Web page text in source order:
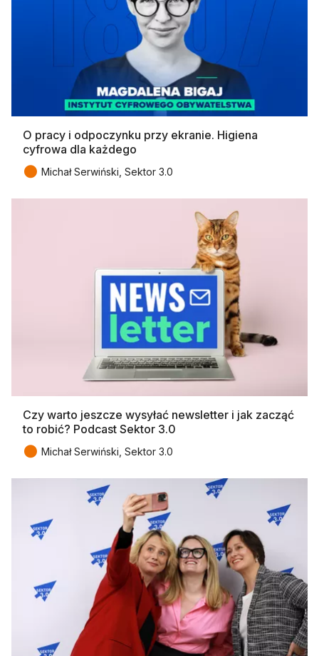
O pracy i odpoczynku przy ekranie. Higiena
cyfrowa dla każdego
● Michał Serwiński, Sektor 3.0
Czy warto jeszcze wysyłać newsletter i jak zacząć
to robić? Podcast Sektor 3.0
● Michał Serwiński, Sektor 3.0